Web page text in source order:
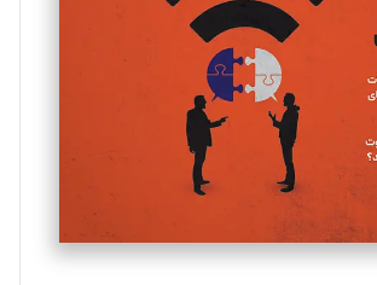
مسجدی آرانی